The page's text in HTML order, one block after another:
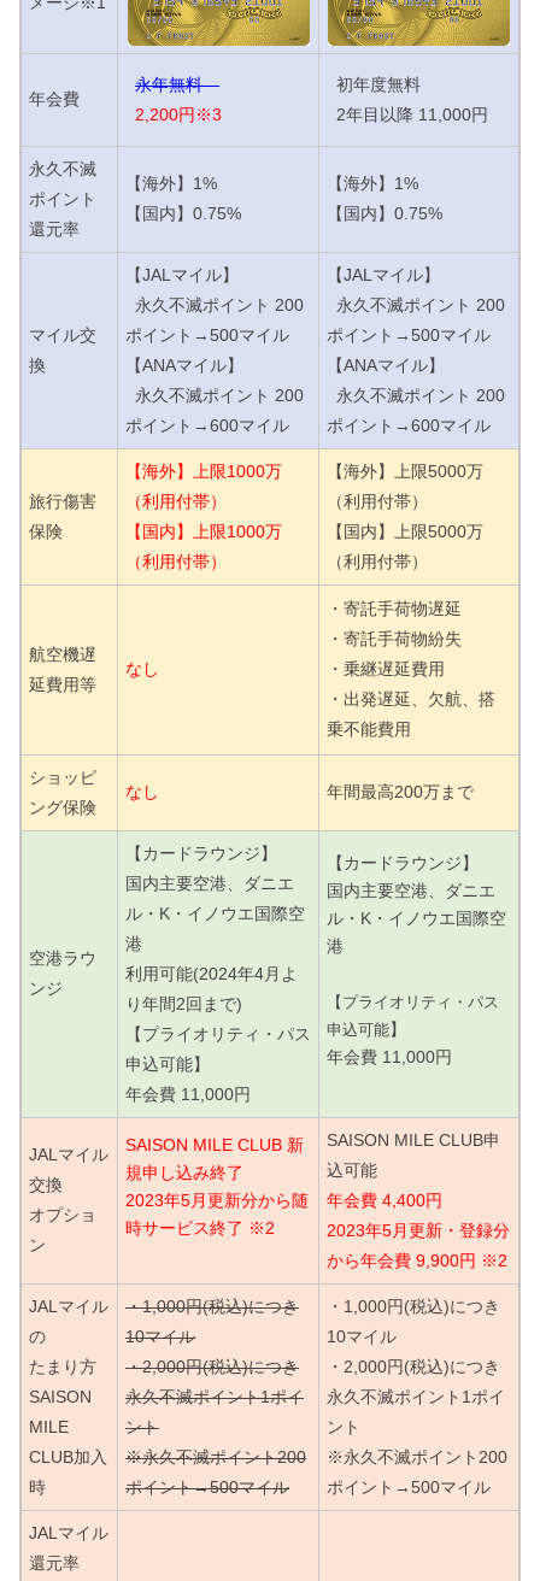
年会費
永年無料
2,200円※3
初年度無料
2年目以降 11,000円
永久不滅
ポイント
還元率
【海外】1%
【国内】0.75%
【海外】1%
【国内】0.75%
マイル交
換
【JALマイル】
永久不滅ポイント 200
ポイント→500マイル
【ANAマイル】
永久不滅ポイント 200
ポイント→600マイル
【JALマイル】
永久不滅ポイント 200
ポイント→500マイル
【ANAマイル】
永久不滅ポイント 200
ポイント→600マイル
旅行傷害
保険
【海外】上限1000万
（利用付帯）
【国内】上限1000万
（利用付帯）
【海外】上限5000万
（利用付帯）
【国内】上限5000万
（利用付帯）
航空機遅
延費用等
なし
・寄託手荷物遅延
・寄託手荷物紛失
・乗継遅延費用
・出発遅延、欠航、搭
乗不能費用
ショッピ
ング保険
なし 年間最高200万まで
空港ラウ
ンジ
【カードラウンジ】
国内主要空港、ダニエ
ル・K・イノウエ国際空
港
利用可能(2024年4月よ
り年間2回まで)
【プライオリティ・パス
申込可能】
年会費 11,000円
【カードラウンジ】
国内主要空港、ダニエ
ル・K・イノウエ国際空
港
【プライオリティ・パス
申込可能】
年会費 11,000円
JALマイル
交換
オプショ
ン
SAISON MILE CLUB 新
規申し込み終了
2023年5月更新分から随
時サービス終了 ※2
SAISON MILE CLUB申
込可能
年会費 4,400円
2023年5月更新・登録分
から年会費 9,900円 ※2
JALマイル
の
たまり方
SAISON
MILE
CLUB加入
時
・1,000円(税込)につき
10マイル
・2,000円(税込)につき
永久不滅ポイント1ポイ
ント
※永久不滅ポイント200
ポイント→500マイル
・1,000円(税込)につき
10マイル
・2,000円(税込)につき
永久不滅ポイント1ポイ
ント
※永久不滅ポイント200
ポイント→500マイル
JALマイル
還元率